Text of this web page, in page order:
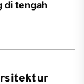
di tengah